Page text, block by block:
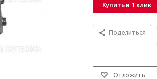
Купить в 1 клик
Поделиться
Отложить